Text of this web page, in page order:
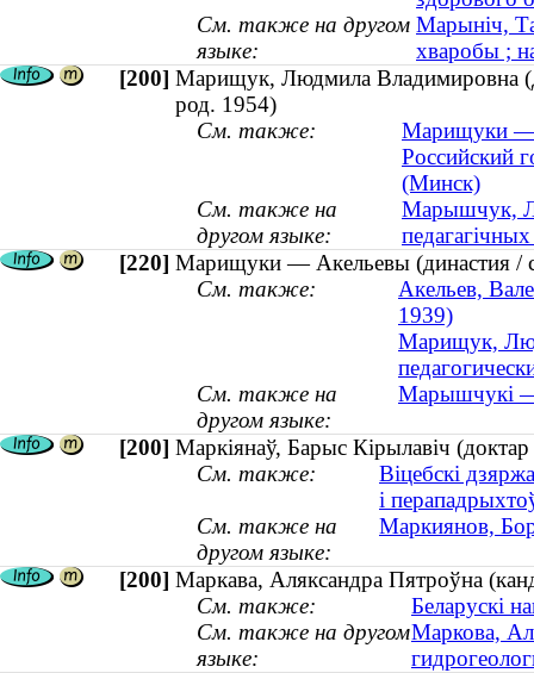
См. также на другом
языке:
Марыніч,
хваробы ;
[200] Марищук, Людмила Владимировна
род. 1954)
См. также:
Марищуки —
Российский
(Минск)
См. также на
другом языке:
Марышчук,
[220] Марищуки — Акельевы (династия /
См. также:
Акельев,
1939)
Марищук,
См. также на
другом языке:
Марышчукі
[200] Маркіянаў, Барыс Кірылавіч
См. также:
Віцебскі
і
См. также на
другом языке:
Маркиянов,
[200] Маркава, Аляксандра Пятроўна
См. также:
Беларускі
См. также на другом
языке:
Маркова,